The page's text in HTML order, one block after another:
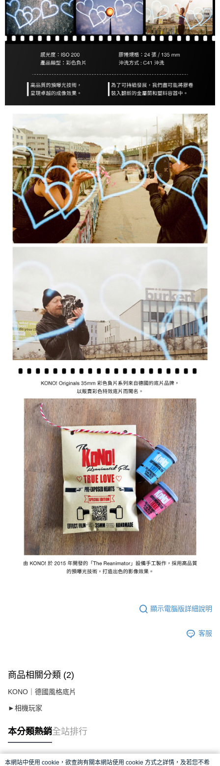
顯示電腦版詳細說明
客服
商品相關分類 (2)
KONO｜德國風格底片
►相機玩家
本分類熱銷全站排行
本網站中使用 cookie，欲查詢有關本網站使用 cookie 方式之詳情，及若您不希